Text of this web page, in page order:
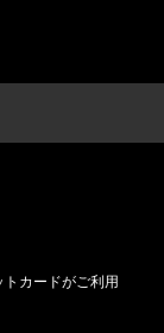
カードがご利用